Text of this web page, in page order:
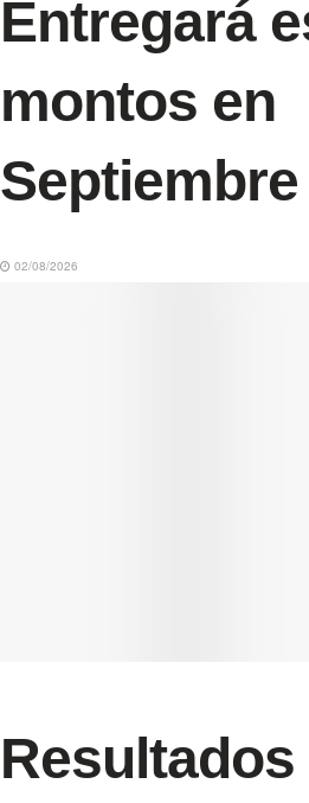
Entregará
montos en
Septiembre
02/08/2026
Resultados